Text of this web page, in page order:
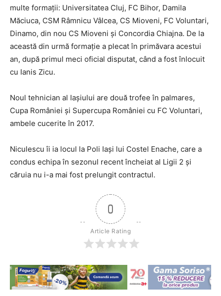
multe formații: Universitatea Cluj, FC Bihor, Damila
Măciuca, CSM Râmnicu Vâlcea, CS Mioveni, FC Voluntari,
Dinamo, din nou CS Mioveni și Concordia Chiajna. De la
această din urmă formație a plecat în primăvara acestui
an, după primul meci oficial disputat, când a fost înlocuit
cu Ianis Zicu.
Noul tehnician al Iașiului are două trofee în palmares,
Cupa României și Supercupa României cu FC Voluntari,
ambele cucerite în 2017.
Niculescu îi ia locul la Poli Iași lui Costel Enache, care a
condus echipa în sezonul recent încheiat al Ligii 2 și
căruia nu i-a mai fost prelungit contractul.
0
Article Rating